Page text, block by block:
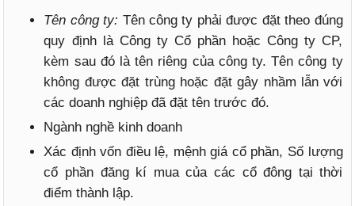
Tên công ty: Tên công ty phải được đặt theo đúng
quy định là Công ty Cổ phần hoặc Công ty CP,
kèm sau đó là tên riêng của công ty. Tên công ty
không được đặt trùng hoặc đặt gây nhầm lẫn với
các doanh nghiệp đã đặt tên trước đó.
Ngành nghề kinh doanh
Xác định vốn điều lệ, mệnh giá cổ phần, Số lượng
cổ phần đăng kí mua của các cổ đông tại thời
điểm thành lập.